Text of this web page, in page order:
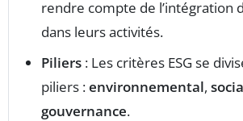
rendre compte de l’intégration
dans leurs activités.
Piliers : Les critères ESG se
piliers :environnemental,
gouvernance.